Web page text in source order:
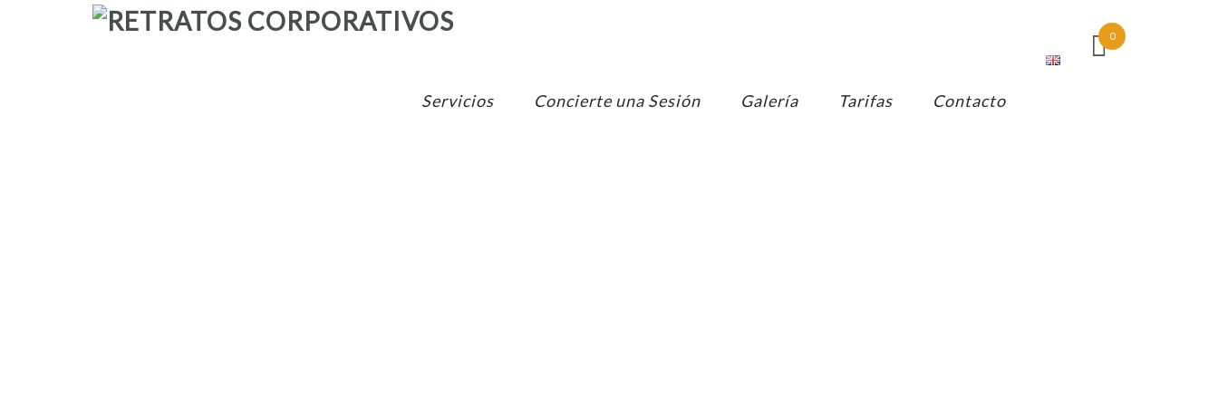
Servicios Concierte una Sesión Galería Tarifas Contacto
0